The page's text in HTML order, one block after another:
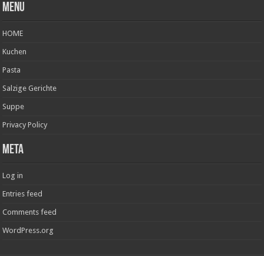
Menu
HOME
Kuchen
Pasta
Salzige Gerichte
Suppe
Privacy Policy
Meta
Log in
Entries feed
Comments feed
WordPress.org